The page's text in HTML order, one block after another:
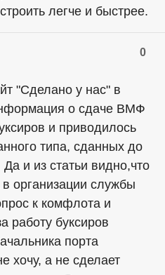
легче и быстрее.
0
"Сделано у нас" в
о сдаче ВМФ
и приводилось
типа, сданных до
и из статьи видно,что
организации службы
к комфлота и
работу буксиров
порта
хочу, а не сделает